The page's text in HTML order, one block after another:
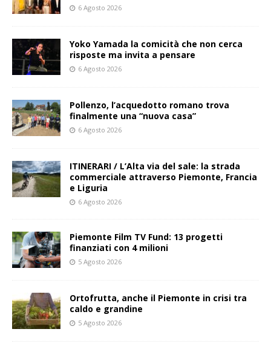
6 Agosto 2026
Yoko Yamada la comicità che non cerca
risposte ma invita a pensare
6 Agosto 2026
Pollenzo, l’acquedotto romano trova
finalmente una “nuova casa”
6 Agosto 2026
ITINERARI / L’Alta via del sale: la strada
commerciale attraverso Piemonte, Francia
e Liguria
6 Agosto 2026
Piemonte Film TV Fund: 13 progetti
finanziati con 4 milioni
5 Agosto 2026
Ortofrutta, anche il Piemonte in crisi tra
caldo e grandine
5 Agosto 2026